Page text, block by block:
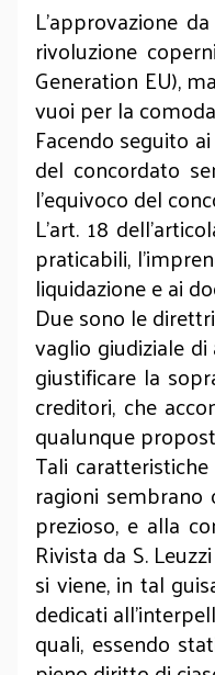
L’approvazione
rivoluzione
Generation EU),
vuoi per la
Facendo seguito
del concordato
l’equivoco del
L’art. 18
praticabili,
liquidazione e ai
Due sono le
vaglio giudiziale di
giustificare la
creditori, che
qualunque
Tali
ragioni sembrano
prezioso, e alla
Rivista da S.
si viene, in tal
dedicati
quali, essendo